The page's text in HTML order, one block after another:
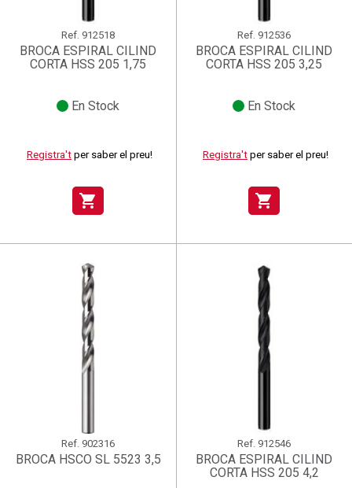
Ref. 912518
BROCA ESPIRAL CILIND
CORTA HSS 205 1,75
En Stock
Registra't per saber el preu!
shopping_cart
Ref. 912536
BROCA ESPIRAL CILIND
CORTA HSS 205 3,25
En Stock
Registra't per saber el preu!
shopping_cart
Ref. 902316
BROCA HSCO SL 5523 3,5
Ref. 912546
BROCA ESPIRAL CILIND
CORTA HSS 205 4,2